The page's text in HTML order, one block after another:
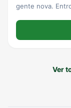
gente nova.
Ver